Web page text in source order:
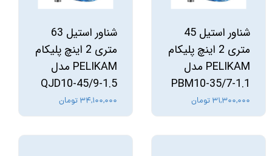
شناور استیل 45
متری 2 اینچ پلیکام
PELIKAM مدل
PBM10-35/7-1.1
۳۱,۳۰۰,۰۰۰ تومان
شناور استیل 63
متری 2 اینچ پلیکام
PELIKAM مدل
QJD10-45/9-1.5
۳۴,۱۰۰,۰۰۰ تومان